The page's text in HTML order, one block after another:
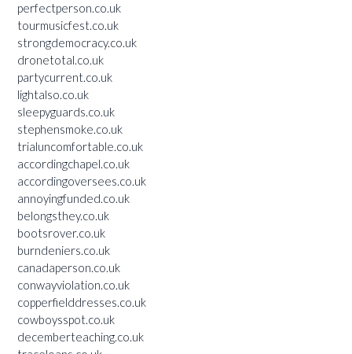
perfectperson.co.uk
tourmusicfest.co.uk
strongdemocracy.co.uk
dronetotal.co.uk
partycurrent.co.uk
lightalso.co.uk
sleepyguards.co.uk
stephensmoke.co.uk
trialuncomfortable.co.uk
accordingchapel.co.uk
accordingoversees.co.uk
annoyingfunded.co.uk
belongsthey.co.uk
bootsrover.co.uk
burndeniers.co.uk
canadaperson.co.uk
conwayviolation.co.uk
copperfielddresses.co.uk
cowboysspot.co.uk
decemberteaching.co.uk